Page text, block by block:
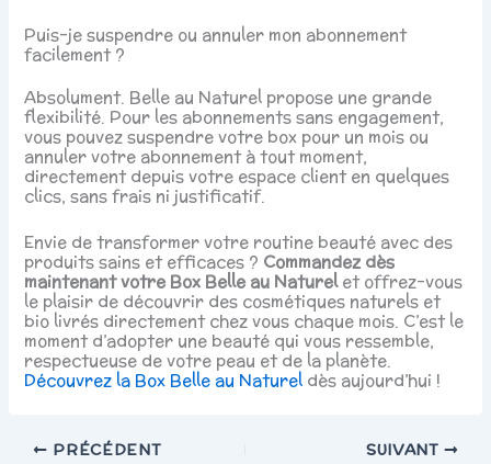
Puis-je suspendre ou annuler mon abonnement
facilement ?
Absolument. Belle au Naturel propose une grande
flexibilité. Pour les abonnements sans engagement,
vous pouvez suspendre votre box pour un mois ou
annuler votre abonnement à tout moment,
directement depuis votre espace client en quelques
clics, sans frais ni justificatif.
Envie de transformer votre routine beauté avec des
produits sains et efficaces ? Commandez dès
maintenant votre Box Belle au Naturelet offrez-vous
le plaisir de découvrir des cosmétiques naturels et
bio livrés directement chez vous chaque mois. C’est le
moment d’adopter une beauté qui vous ressemble,
respectueuse de votre peau et de la planète.
Découvrez la Box Belle au Naturel dès aujourd’hui !
PRÉCÉDENT SUIVANT